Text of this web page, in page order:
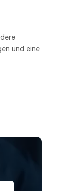
und eine